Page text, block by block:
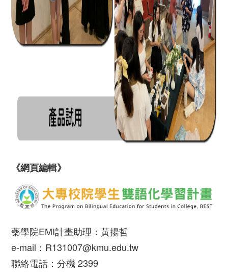
《網頁編輯》
藥學院EMI計畫助理：黃揚哲
e-mail：R131007@kmu.edu.tw
聯絡電話：分機 2399